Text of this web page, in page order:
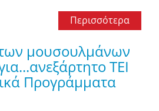
Περισσότερα
μουσουλμάνων
ΤΕΙ
Προγράμματα